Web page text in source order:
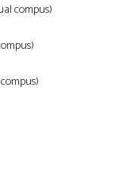
compus)